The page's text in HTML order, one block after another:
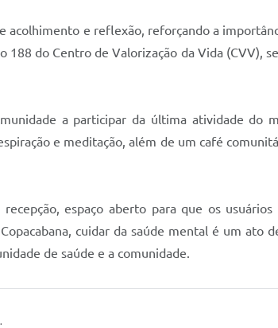
acolhimento e reflexão, reforçando a
do Centro de Valorização da Vida (CVV),
a participar da última atividade do
e meditação, além de um café
espaço aberto para que os
cuidar da saúde mental é um ato
de saúde e a comunidade.